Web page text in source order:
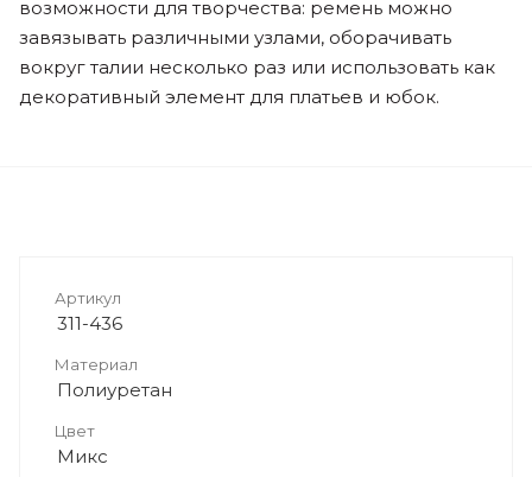
возможности для творчества: ремень можно
завязывать различными узлами, оборачивать
вокруг талии несколько раз или использовать как
декоративный элемент для платьев и юбок.
Артикул
311-436
Материал
Полиуретан
Цвет
Микс